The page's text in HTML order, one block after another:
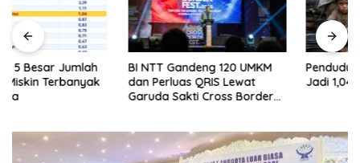
BI NTT Gandeng 120 UMKM
dan Perluas QRIS Lewat
Garuda Sakti Cross Border
Penduduk Miskin di NTT Naik
Jadi 1,04 Juta Jiwa